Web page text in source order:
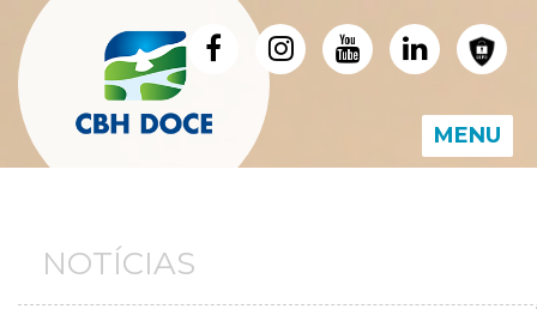
MENU
NOTÍCIAS